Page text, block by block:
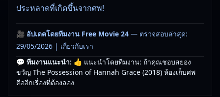
ประหลาดที่เกิดขึ้นจากศพ!
🎥 อัปเดตโดยทีมงาน Free Movie 24 — ตรวจสอบล่าสุด:
29/05/2026 | เกี่ยวกับเรา
💬 ทีมงานแนะนำ: 👍 แนะนำโดยทีมงาน: ถ้าคุณชอบสยอง
ขวัญ The Possession of Hannah Grace (2018) ห้องเก็บศพ
คืออีกเรื่องที่ต้องลอง